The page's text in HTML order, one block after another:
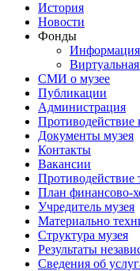
История
Новости
Фонды
Информация
СМИ о музее
Публикации
Администрация
Противодействие
Документы музея
Контакты
Вакансии
Противодействие
План финансово-
Учредитель музея
Материально
Структура музея
Результаты
Сведения об